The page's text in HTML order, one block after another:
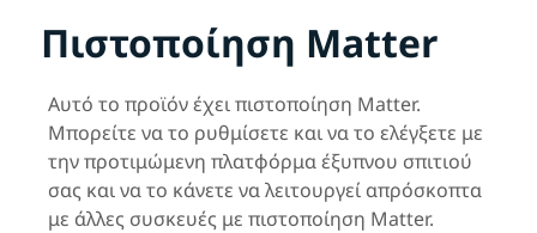
Πιστοποίηση Matter
Αυτό το προϊόν έχει πιστοποίηση Matter.
Μπορείτε να το ρυθμίσετε και να το ελέγξετε με
την προτιμώμενη πλατφόρμα έξυπνου σπιτιού
σας και να το κάνετε να λειτουργεί απρόσκοπτα
με άλλες συσκευές με πιστοποίηση Matter.